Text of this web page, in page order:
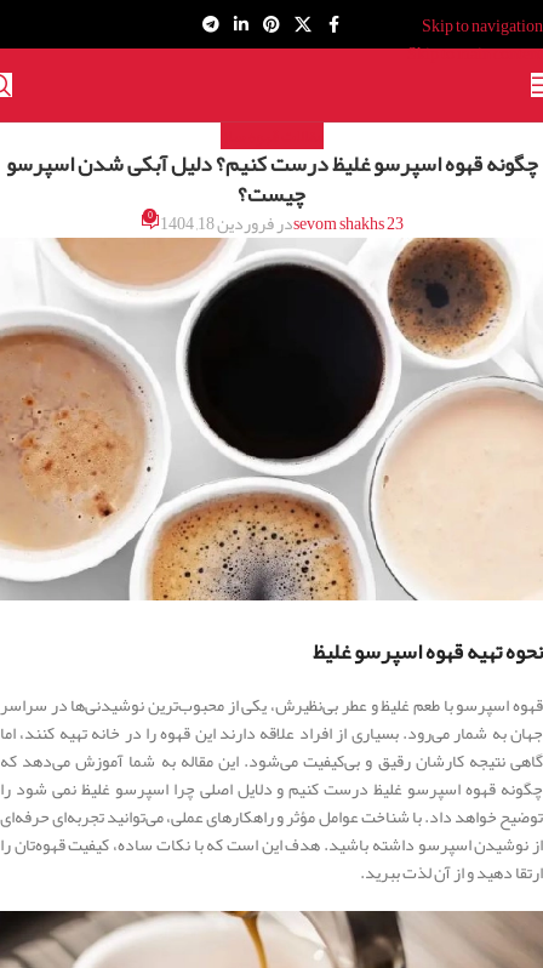
Skip to navigation
Skip to main content
چگونه قهوه اسپرسو غلیظ درست کنیم؟ دلیل آبکی شدن اسپرسو
چیست؟
sevom shakhs 23در فروردین 18, 1404 0
نحوه تهیه قهوه اسپرسو غلیظ
قهوه اسپرسو با طعم غلیظ و عطر بی‌نظیرش، یکی از محبوب‌ترین نوشیدنی‌ها در سراسر
جهان به شمار می‌رود. بسیاری از افراد علاقه دارند این قهوه را در خانه تهیه کنند، اما
گاهی نتیجه کارشان رقیق و بی‌کیفیت می‌شود. این مقاله به شما آموزش می‌دهد که
چگونه قهوه اسپرسو غلیظ درست کنیم و دلایل اصلی چرا اسپرسو غلیظ نمی‌ شود را
توضیح خواهد داد. با شناخت عوامل مؤثر و راهکارهای عملی، می‌توانید تجربه‌ای حرفه‌ای
از نوشیدن اسپرسو داشته باشید. هدف این است که با نکات ساده، کیفیت قهوه‌تان را
ارتقا دهید و از آن لذت ببرید.